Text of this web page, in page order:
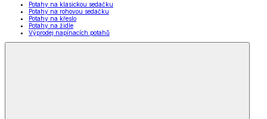
Potahy na klasickou sedačku
Potahy na rohovou sedačku
Potahy na křeslo
Potahy na židle
Výprodej napínacích potahů